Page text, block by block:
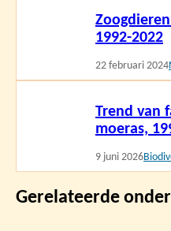
1992-2022
22 februari 2024
Trend van
moeras,
9 juni 2026
Gerelateerde